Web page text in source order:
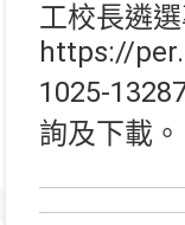
工校長遴
https://
1025-
詢及下載。